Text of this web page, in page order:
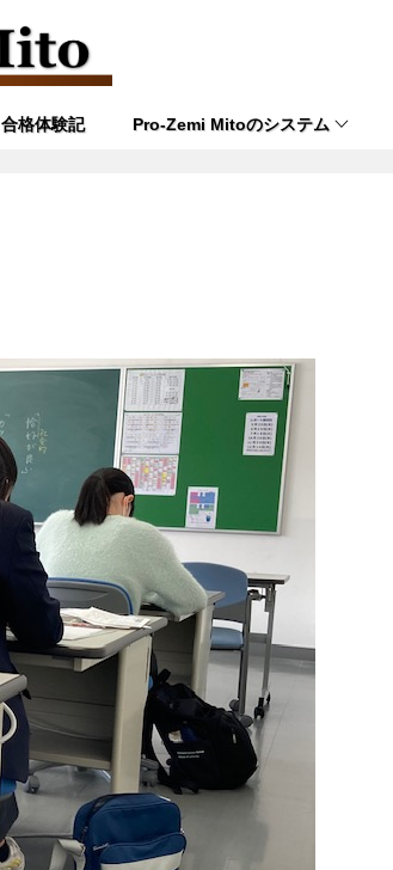
合格体験記 Pro-Zemi Mitoのシステム